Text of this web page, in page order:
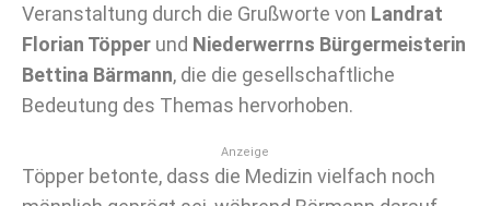
Veranstaltung durch die Grußworte von Landrat
Florian Töpper und Niederwerrns Bürgermeisterin
Bettina Bärmann, die die gesellschaftliche
Bedeutung des Themas hervorhoben.
Anzeige
Töpper betonte, dass die Medizin vielfach noch